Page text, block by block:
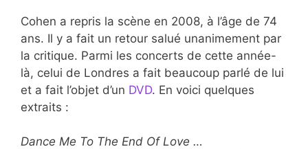
Cohen a repris la scène en 2008, à l’âge de 74
ans. Il y a fait un retour salué unanimement par
la critique. Parmi les concerts de cette année-
là, celui de Londres a fait beaucoup parlé de lui
et a fait l’objet d’un DVD. En voici quelques
extraits :
Dance Me To The End Of Love …